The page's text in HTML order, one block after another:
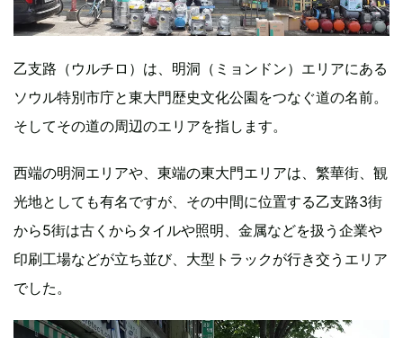
乙支路（ウルチロ）は、明洞（ミョンドン）エリアにある
ソウル特別市庁と東大門歴史文化公園をつなぐ道の名前。
そしてその道の周辺のエリアを指します。
西端の明洞エリアや、東端の東大門エリアは、繁華街、観
光地としても有名ですが、その中間に位置する乙支路3街
から5街は古くからタイルや照明、金属などを扱う企業や
印刷工場などが立ち並び、大型トラックが行き交うエリア
でした。